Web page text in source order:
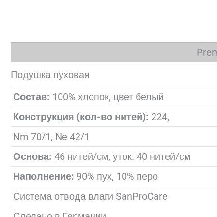
Подушка пуховая
Состав: 100% хлопок, цвет белый
Конструкция (кол-во нитей): 224,
Nm 70/1, Ne 42/1
Основа: 46 нитей/см, уток: 40 нитей/см
Наполнение: 90% пух, 10% перо
Система отвода влаги SanProCare